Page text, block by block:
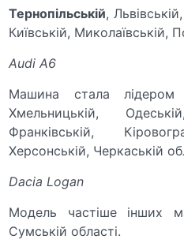
Тернопільській,
Київській, Миколаївській,
Audi A6
Машина стала лідером
Хмельницькій,
Франківській,
Херсонській, Черкаській
Dacia Logan
Модель частіше інших
Сумській області.